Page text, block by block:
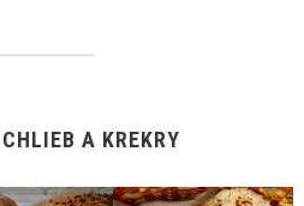
A KREKRY